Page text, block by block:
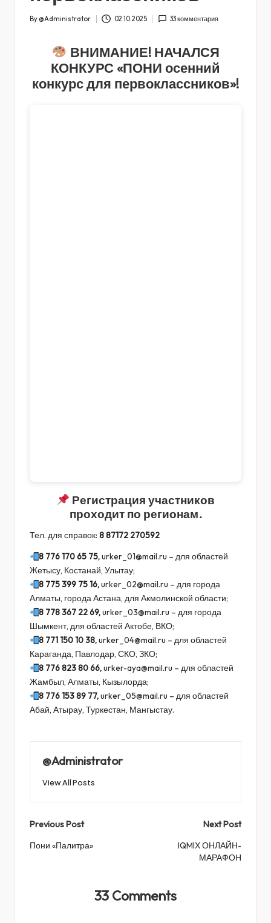
Posted
By @Administrator 02.10.2025 33 комментария
ВНИМАНИЕ! НАЧАЛСЯ
КОНКУРС «ПОНИ осенний
конкурс для первоклассников»!
Регистрация участников
проходит по регионам.
Тел. для справок: 8 87172 270592
8 776 170 65 75,urker_01@mail.ru – для областей
Жетысу, Костанай, Улытау;
8 775 399 75 16,urker_02@mail.ru – для города
Алматы, города Астана, для Акмолинской области;
8 778 367 22 69,urker_03@mail.ru – для города
Шымкент, для областей Актобе, ВКО;
8 771 150 10 38,urker_04@mail.ru – для областей
Караганда, Павлодар, СКО, ЗКО;
8 776 823 80 66,urker-aya@mail.ru – для областей
Жамбыл, Алматы, Кызылорда;
8 776 153 89 77,urker_05@mail.ru – для областей
Абай, Атырау, Туркестан, Мангыстау.
@Administrator
View All Posts
Post
navigation
Previous Post
Пони «Палитра»
Next Post
IQMIX ОНЛАЙН-
МАРАФОН
33 Comments